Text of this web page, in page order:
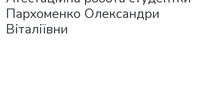
Пархоменко Олександри
Віталіївни